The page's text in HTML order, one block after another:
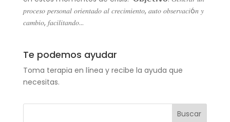
𝑝𝑟𝑜𝑐𝑒𝑠𝑜 𝑝𝑒𝑟𝑠𝑜𝑛𝑎𝑙 𝑜𝑟𝑖𝑒𝑛𝑡𝑎𝑑𝑜 𝑎𝑙 𝑐𝑟𝑒𝑐𝑖𝑚𝑖𝑒𝑛𝑡𝑜, 𝑎𝑢𝑡𝑜 𝑜𝑏𝑠𝑒𝑟𝑣𝑎𝑐𝑖ó𝑛 𝑦
𝑐𝑎𝑚𝑏𝑖𝑜, 𝑓𝑎𝑐𝑖𝑙𝑖𝑡𝑎𝑛𝑑𝑜...
Te podemos ayudar
Toma terapia en línea y recibe la ayuda que
necesitas.